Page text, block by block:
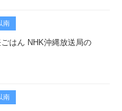
南
はん NHK沖縄放送局の
南